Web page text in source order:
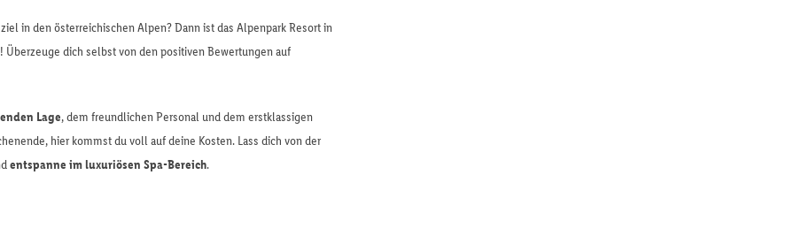
in den österreichischen Alpen? Dann ist das Alpenpark Resort in
dich selbst von den positiven Bewertungen auf
Lage, dem freundlichen Personal und dem erstklassigen
hier kommst du voll auf deine Kosten. Lass dich von der
entspanne im luxuriösen Spa-Bereich.